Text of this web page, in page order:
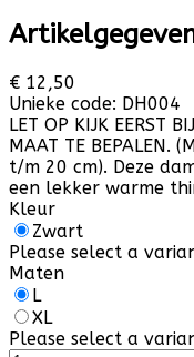
€ 12,50
Unieke code: DH004
LET OP KIJK EERST
MAAT TE BEPALEN.
t/m 20 cm). Deze
een lekker warme
Kleur
Zwart
Please select a
Maten
L
XL
Please select a